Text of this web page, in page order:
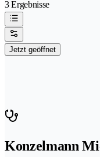
3 Ergebnisse
Jetzt geöffnet
Konzelmann